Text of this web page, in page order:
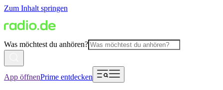
Zum Inhalt springen
Was möchtest du anhören?
App öffnenPrime entdecken